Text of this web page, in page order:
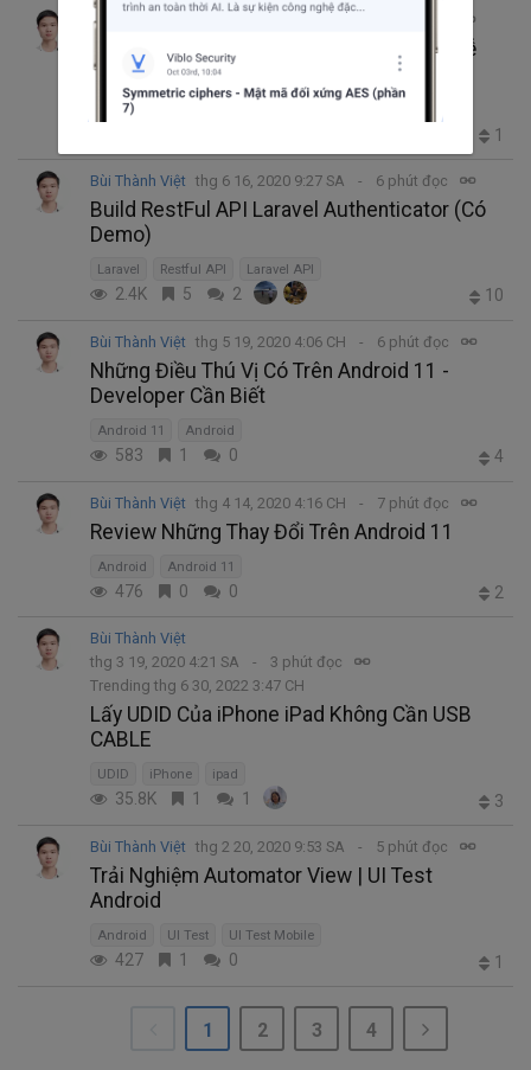
Bùi Thành Việt thg 7 20, 2020 9:12 SA
Laravel Push Notification trên website (Dễ
Dàng & Demo)
Laravel
1
Bùi Thành Việt thg 6 16, 2020 9:27 SA 6 phút đọc
Build RestFul API Laravel Authenticator (Có
Demo)
Laravel Restful API Laravel API
2.4K 5 2 10
Bùi Thành Việt thg 5 19, 2020 4:06 CH 6 phút đọc
Những Điều Thú Vị Có Trên Android 11 -
Developer Cần Biết
Android 11 Android
583 1 0 4
Bùi Thành Việt thg 4 14, 2020 4:16 CH 7 phút đọc
Review Những Thay Đổi Trên Android 11
Android Android 11
476 0 0 2
Bùi Thành Việt
thg 3 19, 2020 4:21 SA
3 phút đọc
Trending thg 6 30, 2022 3:47 CH
Lấy UDID Của iPhone iPad Không Cần USB
CABLE
UDID iPhone ipad
35.8K 1 1 3
Bùi Thành Việt thg 2 20, 2020 9:53 SA 5 phút đọc
Trải Nghiệm Automator View | UI Test
Android
Android UI Test UI Test Mobile
427 1 0 1
1 2 3 4